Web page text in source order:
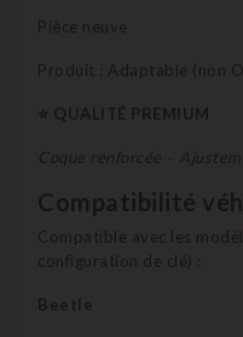
Pièce neuve
Produit : Adaptable (non
⭐ QUALITÉ PREMIUM
Coque renforcée –
Compatibilité
Compatible avec les
configuration de clé) :
Beetle